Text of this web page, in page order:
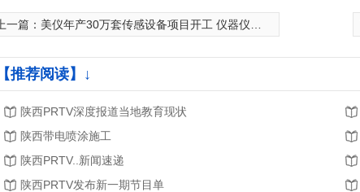
上一篇： 美仪年产30万套传感设备项目开工 仪器仪表智造力升级
【推荐阅读】↓
陕西PRTV深度报道当地教育现状
陕西带电喷涂施工
陕西PRTV..新闻速递
陕西PRTV发布新一期节目单